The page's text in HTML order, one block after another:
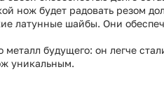
нож будет радовать резом
латунные шайбы. Они
будущего: он легче
уникальным.